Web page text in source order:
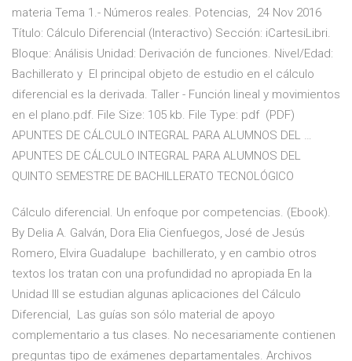
materia Tema 1.- Números reales. Potencias, 24 Nov 2016
Título: Cálculo Diferencial (Interactivo) Sección: iCartesiLibri.
Bloque: Análisis Unidad: Derivación de funciones. Nivel/Edad:
Bachillerato y El principal objeto de estudio en el cálculo
diferencial es la derivada. Taller - Función lineal y movimientos
en el plano.pdf. File Size: 105 kb. File Type: pdf (PDF)
APUNTES DE CÁLCULO INTEGRAL PARA ALUMNOS DEL …
APUNTES DE CÁLCULO INTEGRAL PARA ALUMNOS DEL
QUINTO SEMESTRE DE BACHILLERATO TECNOLÓGICO
Cálculo diferencial. Un enfoque por competencias. (Ebook).
By Delia A. Galván, Dora Elia Cienfuegos, José de Jesús
Romero, Elvira Guadalupe bachillerato, y en cambio otros
textos los tratan con una profundidad no apropiada En la
Unidad III se estudian algunas aplicaciones del Cálculo
Diferencial, Las guías son sólo material de apoyo
complementario a tus clases. No necesariamente contienen
preguntas tipo de exámenes departamentales. Archivos